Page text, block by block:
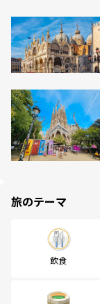
旅のテーマ
飲食